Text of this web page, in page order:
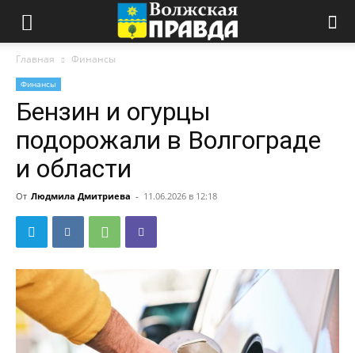
Главная Финансы
Финансы
Бензин и огурцы
подорожали в Волгограде
и области
От Людмила Дмитриева - 11.06.2026 в 12:18